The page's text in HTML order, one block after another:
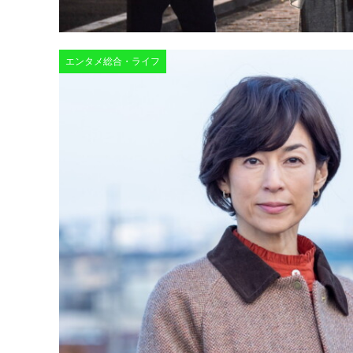
エンタメ総合・ライフ